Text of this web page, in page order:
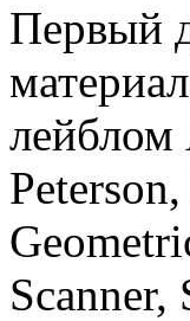
Первый
лейблом